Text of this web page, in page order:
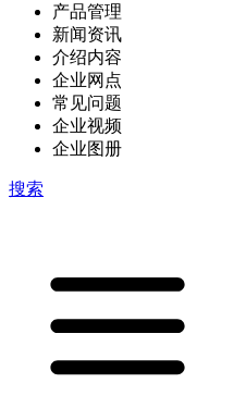
产品管理
新闻资讯
介绍内容
企业网点
常见问题
企业视频
企业图册
搜索